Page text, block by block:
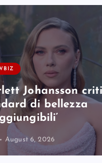
Johansson
di bellezza
August 6, 2026